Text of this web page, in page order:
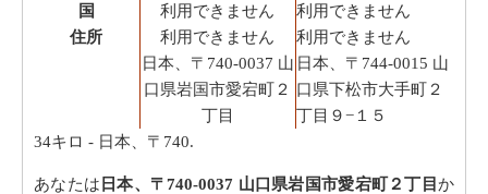
国
住所
利用できません
利用できません
日本、〒740-0037 山
口県岩国市愛宕町２
丁目
利用できません
利用できません
日本、〒744-0015 山
口県下松市大手町２
丁目９−１５
34キロ - 日本、〒740.
あなたは 日本、〒740-0037 山口県岩国市愛宕町２丁目か